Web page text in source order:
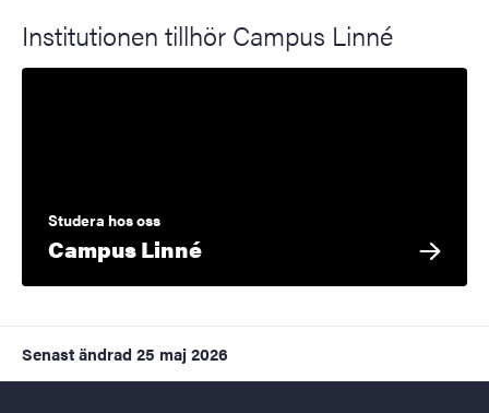
Institutionen tillhör Campus Linné
Studera hos oss
Campus Linné
Senast ändrad 25 maj 2026